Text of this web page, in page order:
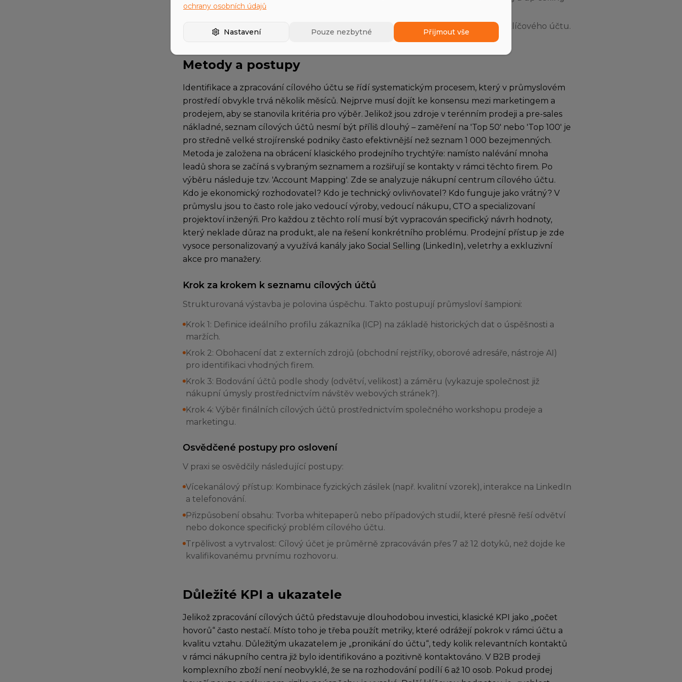
(strategie Expand).
Úspěšně získaný cílový účet je po fázi onboardingu často převeden do statusu klíčového účtu.
Metody a postupy
Identifikace a zpracování cílového účtu se řídí systematickým procesem, který v průmyslovém
prostředí obvykle trvá několik měsíců. Nejprve musí dojít ke konsensu mezi marketingem a
prodejem, aby se stanovila kritéria pro výběr. Jelikož jsou zdroje v terénním prodeji a pre-sales
nákladné, seznam cílových účtů nesmí být příliš dlouhý – zaměření na 'Top 50' nebo 'Top 100' je
pro středně velké strojírenské podniky často efektivnější než seznam 1 000 bezejmenných.
Metoda je založena na obrácení klasického prodejního trychtýře: namísto nalévání mnoha
leadů shora se začíná s vybraným seznamem a rozšiřují se kontakty v rámci těchto firem. Po
výběru následuje tzv. 'Account Mapping'. Zde se analyzuje nákupní centrum cílového účtu.
Kdo je ekonomický rozhodovatel? Kdo je technický ovlivňovatel? Kdo funguje jako vrátný? V
průmyslu jsou to často role jako vedoucí výroby, vedoucí nákupu, CTO a specializovaní
projektoví inženýři. Pro každou z těchto rolí musí být vypracován specifický návrh hodnoty,
který neklade důraz na produkt, ale na řešení konkrétního problému. Prodejní přístup je zde
vysoce personalizovaný a využívá kanály jako Social Selling (LinkedIn), veletrhy a exkluzivní
akce pro manažery.
Krok za krokem k seznamu cílových účtů
Strukturovaná výstavba je polovina úspěchu. Takto postupují průmysloví šampioni:
Krok 1: Definice ideálního profilu zákazníka (ICP) na základě historických dat o úspěšnosti a
maržích.
Krok 2: Obohacení dat z externích zdrojů (obchodní rejstříky, oborové adresáře, nástroje AI)
pro identifikaci vhodných firem.
Krok 3: Bodování účtů podle shody (odvětví, velikost) a záměru (vykazuje společnost již
nákupní úmysly prostřednictvím návštěv webových stránek?).
Krok 4: Výběr finálních cílových účtů prostřednictvím společného workshopu prodeje a
marketingu.
Osvědčené postupy pro oslovení
V praxi se osvědčily následující postupy:
Vícekanálový přístup: Kombinace fyzických zásilek (např. kvalitní vzorek), interakce na LinkedIn
a telefonování.
Přizpůsobení obsahu: Tvorba whitepaperů nebo případových studií, které přesně řeší odvětví
nebo dokonce specifický problém cílového účtu.
Trpělivost a vytrvalost: Cílový účet je průměrně zpracováván přes 7 až 12 dotyků, než dojde ke
kvalifikovanému prvnímu rozhovoru.
Důležité KPI a ukazatele
Jelikož zpracování cílových účtů představuje dlouhodobou investici, klasické KPI jako „počet
hovorů“ často nestačí. Místo toho je třeba použít metriky, které odrážejí pokrok v rámci účtu a
kvalitu vztahu. Důležitým ukazatelem je „pronikání do účtu“, tedy kolik relevantních kontaktů
v rámci nákupního centra již bylo identifikováno a pozitivně kontaktováno. V B2B prodeji
komplexního zboží není neobvyklé, že se na rozhodování podílí 6 až 10 osob. Pokud prodej
ochrany osobních údajů
Nastavení Pouze nezbytné Přijmout vše